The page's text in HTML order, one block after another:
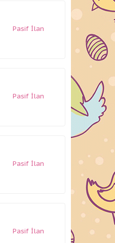
Pasif İlan
Pasif İlan
Pasif İlan
Pasif İlan